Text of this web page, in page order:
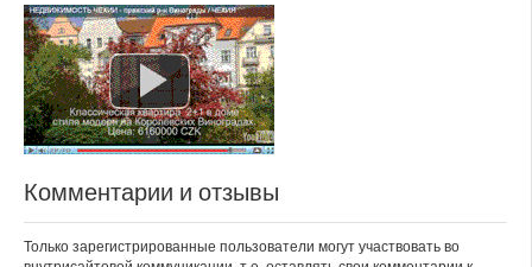
Комментарии и отзывы
Только зарегистрированные пользователи могут участвовать во